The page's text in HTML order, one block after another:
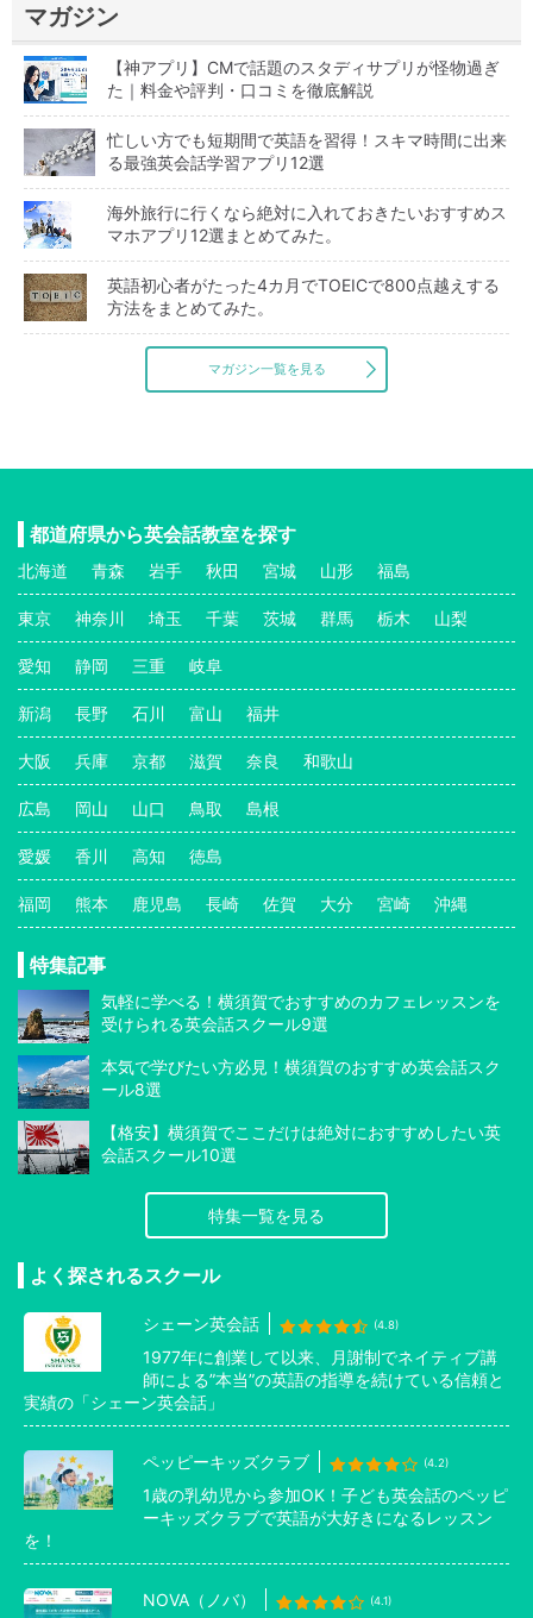
マガジン
【神アプリ】CMで話題のスタディサプリが怪物過ぎ
た｜料金や評判・口コミを徹底解説
忙しい方でも短期間で英語を習得！スキマ時間に出来
る最強英会話学習アプリ12選
海外旅行に行くなら絶対に入れておきたいおすすめス
マホアプリ12選まとめてみた。
英語初心者がたった4カ月でTOEICで800点越えする
方法をまとめてみた。
マガジン一覧を見る
都道府県から英会話教室を探す
北海道 青森 岩手 秋田 宮城 山形 福島
東京 神奈川 埼玉 千葉 茨城 群馬 栃木 山梨
愛知 静岡 三重 岐阜
新潟 長野 石川 富山 福井
大阪 兵庫 京都 滋賀 奈良 和歌山
広島 岡山 山口 鳥取 島根
愛媛 香川 高知 徳島
福岡 熊本 鹿児島 長崎 佐賀 大分 宮崎 沖縄
特集記事
気軽に学べる！横須賀でおすすめのカフェレッスンを
受けられる英会話スクール9選
本気で学びたい方必見！横須賀のおすすめ英会話スク
ール8選
【格安】横須賀でここだけは絶対におすすめしたい英
会話スクール10選
特集一覧を見る
よく探されるスクール
シェーン英会話 (4.8)
1977年に創業して以来、月謝制でネイティブ講
師による”本当”の英語の指導を続けている信頼と
実績の「シェーン英会話」
ペッピーキッズクラブ (4.2)
1歳の乳幼児から参加OK！子ども英会話のペッピ
ーキッズクラブで英語が大好きになるレッスン
を！
NOVA（ノバ） (4.1)